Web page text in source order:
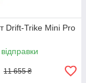
Drift-Trike Mini Pro
11 655 ₴